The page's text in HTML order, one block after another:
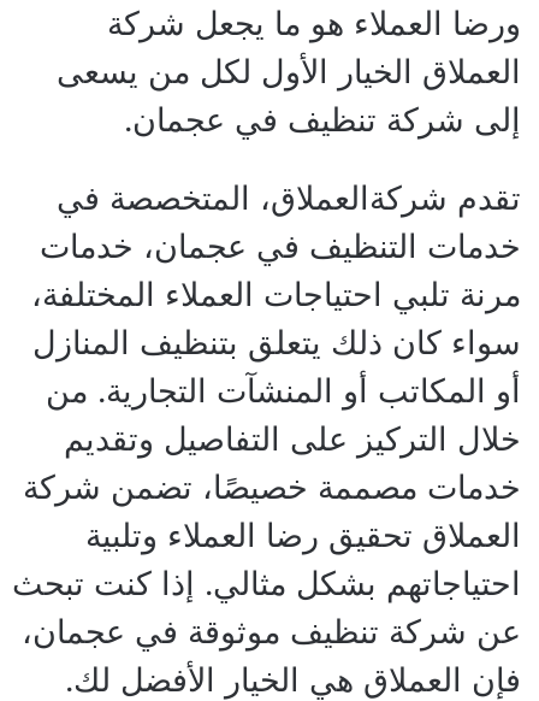
ورضا العملاء هو ما يجعل شركة
العملاق الخيار الأول لكل من يسعى
إلى شركة تنظيف في عجمان.
تقدم شركةالعملاق، المتخصصة في
خدمات التنظيف في عجمان، خدمات
مرنة تلبي احتياجات العملاء المختلفة،
سواء كان ذلك يتعلق بتنظيف المنازل
أو المكاتب أو المنشآت التجارية. من
خلال التركيز على التفاصيل وتقديم
خدمات مصممة خصيصًا، تضمن شركة
العملاق تحقيق رضا العملاء وتلبية
احتياجاتهم بشكل مثالي. إذا كنت تبحث
عن شركة تنظيف موثوقة في عجمان،
فإن العملاق هي الخيار الأفضل لك.